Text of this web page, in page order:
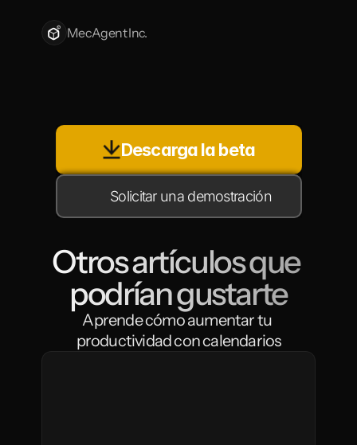
MecAgent Inc.
Descarga la beta
Solicitar una demostración
Otros artículos que
podrían gustarte
Aprende cómo aumentar tu
productividad con calendarios